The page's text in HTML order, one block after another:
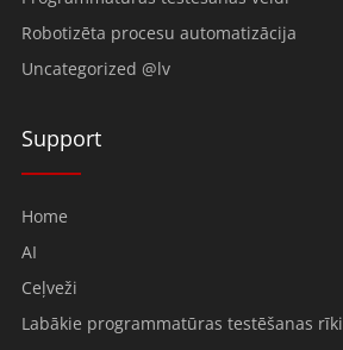
Robotizēta procesu automatizācija
Uncategorized @lv
Support
Home
AI
Ceļveži
Labākie programmatūras testēšanas rīki